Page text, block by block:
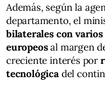
Además, según la
departamento, el
bilaterales con
europeosal margen
creciente interés por
tecnológicadel